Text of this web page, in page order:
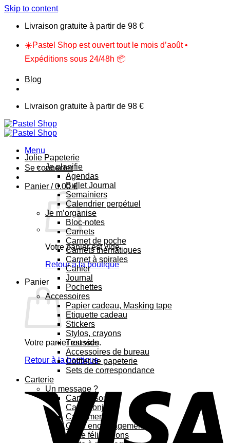
Skip to content
Livraison gratuite à partir de 98 €
☀️Pastel Shop est ouvert tout le mois d’août •
Expéditions sous 24/48h 📦
Blog
Livraison gratuite à partir de 98 €
Menu
Se connecter
Panier /0.00€
Votre panier est vide.
Retour à la boutique
Panier
Votre panier est vide.
Retour à la boutique
Jolie Papeterie
Je planifie
Agendas
Bullet Journal
Semainiers
Calendrier perpétuel
Je m’organise
Bloc-notes
Carnets
Carnet de poche
Carnets thématiques
Carnet à spirales
Cahier
Journal
Pochettes
Accessoires
Papier cadeau, Masking tape
Etiquette cadeau
Stickers
Stylos, crayons
Trousses
Accessoires de bureau
Coffret de papeterie
Sets de correspondance
Carterie
Un message ?
Carte bisous
Carte bonjour
Carte merci
Carte encouragement
Carte félicitations